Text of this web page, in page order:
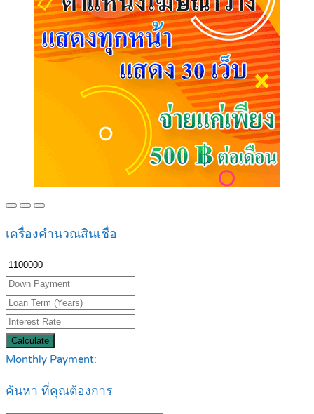
เครื่องคำนวณสินเชื่อ
Calculate
Monthly Payment:
ค้นหา ที่คุณต้องการ